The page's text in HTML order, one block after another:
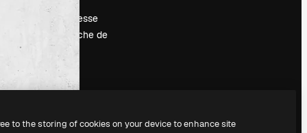
Salle de presse
À la recherche de
magnific.ai
to the storing of cookies on your device to enhance site